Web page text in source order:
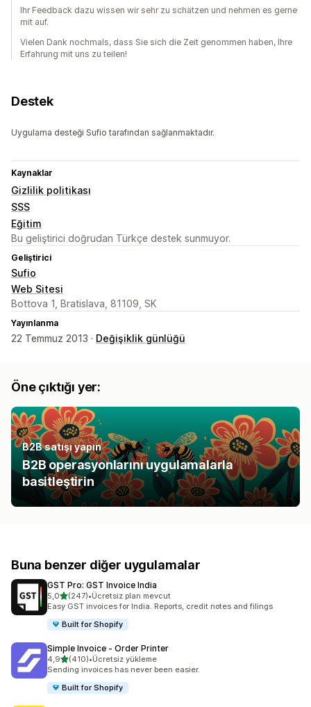
Ihr Feedback dazu wissen wir sehr zu schätzen und nehmen es gerne
mit auf.
Vielen Dank nochmals, dass Sie sich die Zeit genommen haben, Ihre
Erfahrung mit uns zu teilen!
Destek
Uygulama desteği Sufio tarafından sağlanmaktadır.
Kaynaklar
Gizlilik politikası
SSS
Eğitim
Bu geliştirici doğrudan Türkçe destek sunmuyor.
Geliştirici
Sufio
Web Sitesi
Bottova 1, Bratislava, 81109, SK
Yayınlanma
22 Temmuz 2013 · Değişiklik günlüğü
Öne çıktığı yer:
B2B satışı yapın
B2B operasyonlarını uygulamalarla
basitleştirin
Buna benzer diğer uygulamalar
GST Pro: GST Invoice India
5,05 yıldız üzerinden
(247)
toplam 247 değerlendirme
•Ücretsiz plan mevcut
Easy GST invoices for India. Reports, credit notes and filings
Built for Shopify
Simple Invoice ‑ Order Printer
4,95 yıldız üzerinden
(410)
toplam 410 değerlendirme
•Ücretsiz yükleme
Sending invoices has never been easier.
Built for Shopify